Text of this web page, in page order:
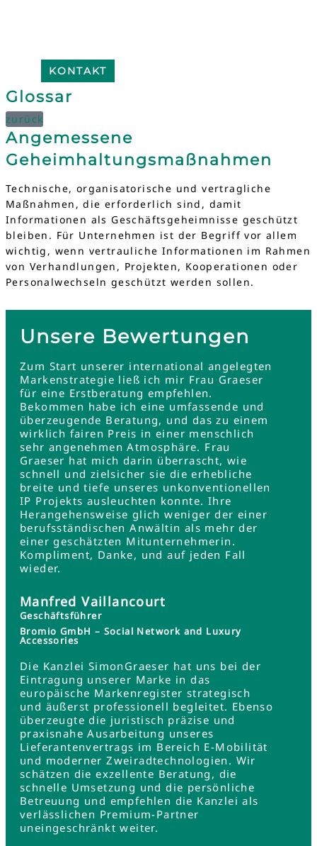
KONTAKT
Glossar
zurück
Angemessene
Geheimhaltungsmaßnahmen
Technische, organisatorische und vertragliche
Maßnahmen, die erforderlich sind, damit
Informationen als Geschäftsgeheimnisse geschützt
bleiben. Für Unternehmen ist der Begriff vor allem
wichtig, wenn vertrauliche Informationen im Rahmen
von Verhandlungen, Projekten, Kooperationen oder
Personalwechseln geschützt werden sollen.
Unsere Bewertungen
Zum Start unserer international angelegten
Markenstrategie ließ ich mir Frau Graeser
für eine Erstberatung empfehlen.
Bekommen habe ich eine umfassende und
überzeugende Beratung, und das zu einem
wirklich fairen Preis in einer menschlich
sehr angenehmen Atmosphäre. Frau
Graeser hat mich darin überrascht, wie
schnell und zielsicher sie die erhebliche
breite und tiefe unseres unkonventionellen
IP Projekts ausleuchten konnte. Ihre
Herangehensweise glich weniger der einer
berufsständischen Anwältin als mehr der
einer geschätzten Mitunternehmerin.
Kompliment, Danke, und auf jeden Fall
wieder.
Manfred Vaillancourt
Geschäftsführer
Bromio GmbH – Social Network and Luxury
Accessories
Die Kanzlei SimonGraeser hat uns bei der
Eintragung unserer Marke in das
europäische Markenregister strategisch
und äußerst professionell begleitet. Ebenso
überzeugte die juristisch präzise und
praxisnahe Ausarbeitung unseres
Lieferantenvertrags im Bereich E-Mobilität
und moderner Zweiradtechnologien. Wir
schätzen die exzellente Beratung, die
schnelle Umsetzung und die persönliche
Betreuung und empfehlen die Kanzlei als
verlässlichen Premium-Partner
uneingeschränkt weiter.